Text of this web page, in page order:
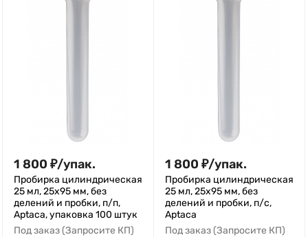
1 800 ₽/упак.
Пробирка цилиндрическая
25 мл, 25х95 мм, без
делений и пробки, п/п,
Aptaca, упаковка 100 штук
Под заказ (Запросите КП)
1 800 ₽/упак.
Пробирка цилиндрическая
25 мл, 25х95 мм, без
делений и пробки, п/с,
Aptaca
Под заказ (Запросите КП)